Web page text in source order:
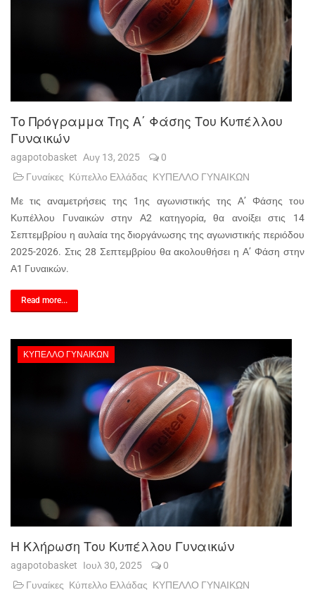
Το Πρόγραμμα Της Α΄ Φάσης Του Κυπέλλου
Γυναικών
agapotobasket Αυγ 13, 2025
0
Γυναίκες Κύπελλο Ελλάδας ΚΥΠΕΛΛΟ ΓΥΝΑΙΚΩΝ
Με τις αναμετρήσεις της 1ης αγωνιστικής της Α’ Φάσης του
Κυπέλλου Γυναικών στην Α2 κατηγορία, θα ανοίξει στις 14
Σεπτεμβρίου η αυλαία της διοργάνωσης της αγωνιστικής περιόδου
2025-2026. Στις 28 Σεπτεμβρίου θα ακολουθήσει η Α’ Φάση στην
Α1 Γυναικών.
Read more...
ΚΎΠΕΛΛΟ ΓΥΝΑΙΚΏΝ
Η Κλήρωση Του Κυπέλλου Γυναικών
agapotobasket Ιουλ 30, 2025
0
Γυναίκες Κύπελλο Ελλάδας ΚΥΠΕΛΛΟ ΓΥΝΑΙΚΩΝ